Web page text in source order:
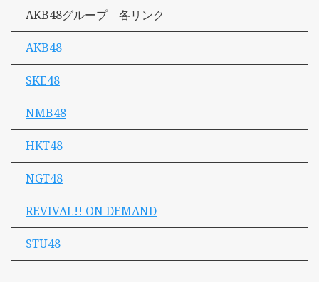
AKB48グループ 各リンク
AKB48
SKE48
NMB48
HKT48
NGT48
REVIVAL!! ON DEMAND
STU48